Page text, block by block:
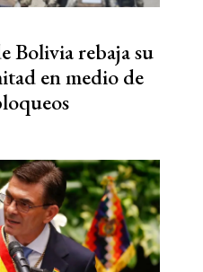
Bolivia rebaja su
en medio de